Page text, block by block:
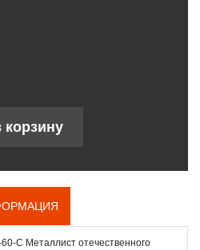
С Металлист отечественного